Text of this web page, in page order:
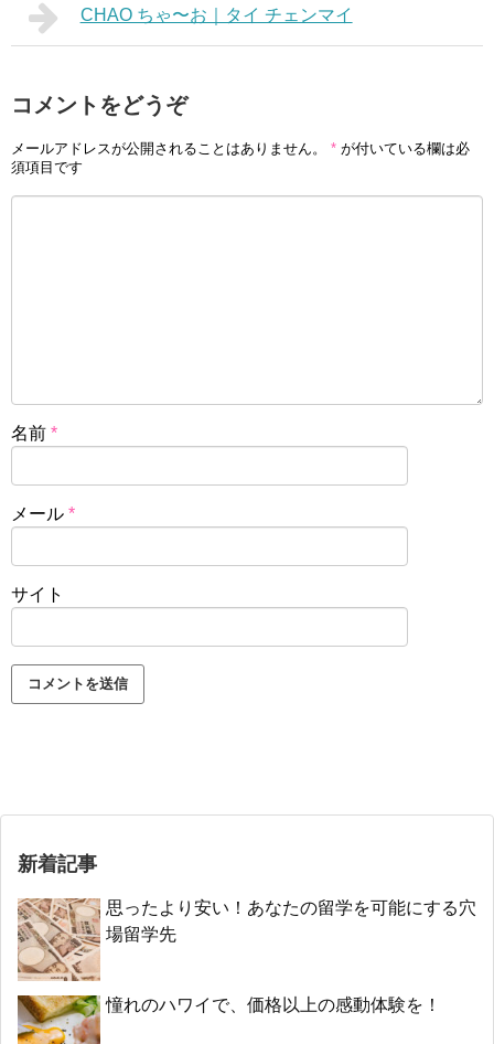
CHAO ちゃ〜お｜タイ チェンマイ
コメントをどうぞ
メールアドレスが公開されることはありません。 * が付いている欄は必
須項目です
名前 *
メール *
サイト
新着記事
思ったより安い！あなたの留学を可能にする穴
場留学先
憧れのハワイで、価格以上の感動体験を！